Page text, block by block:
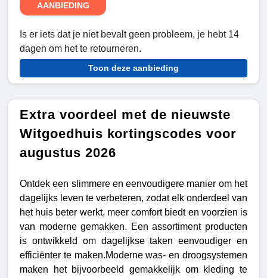
AANBIEDING
Is er iets dat je niet bevalt geen probleem, je hebt 14
dagen om het te retourneren.
Toon deze aanbieding
Extra voordeel met de nieuwste
Witgoedhuis kortingscodes voor
augustus 2026
Ontdek een slimmere en eenvoudigere manier om het
dagelijks leven te verbeteren, zodat elk onderdeel van
het huis beter werkt, meer comfort biedt en voorzien is
van moderne gemakken. Een assortiment producten
is ontwikkeld om dagelijkse taken eenvoudiger en
efficiënter te maken.Moderne was- en droogsystemen
maken het bijvoorbeeld gemakkelijk om kleding te